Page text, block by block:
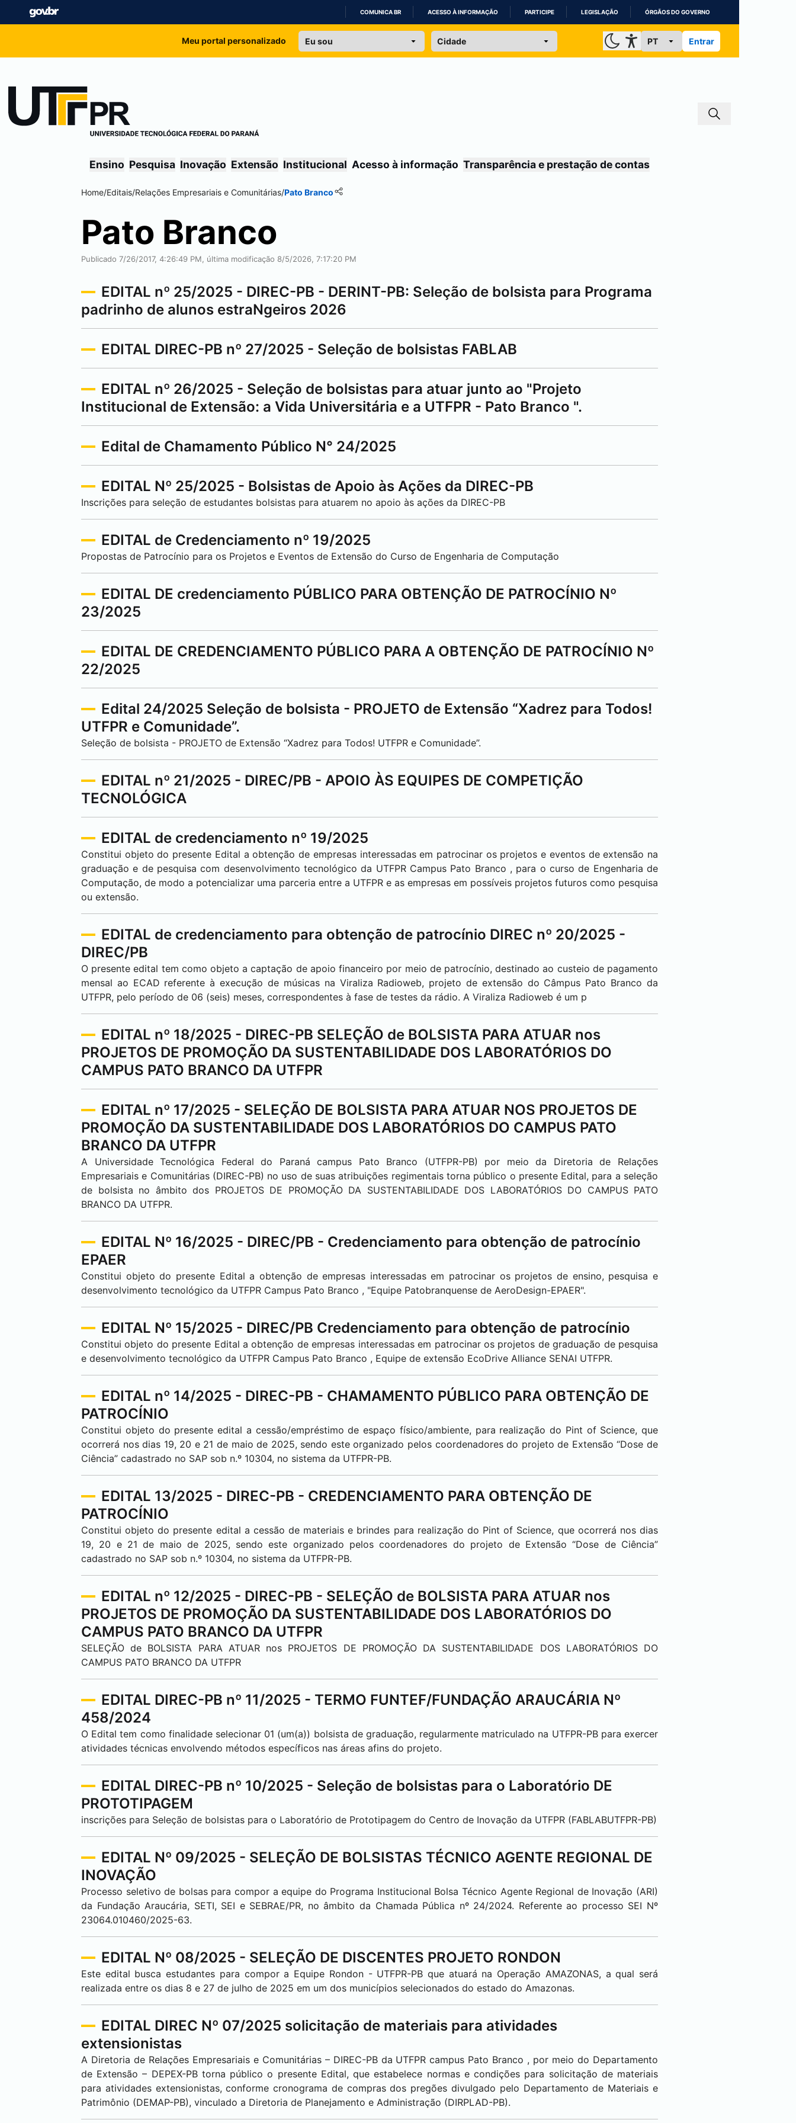
IR
COMUNICA BR ACESSO À INFORMAÇÃO PARTICIPE LEGISLAÇÃO ÓRGÃOS DO GOVERNO
Meu portal personalizado Entrar
Ensino Pesquisa Inovação Extensão Institucional Acesso à informação Transparência e prestação de contas
Home/Editais/Relações Empresariais e Comunitárias/Pato Branco
Pato Branco
Publicado 7/26/2017, 4:26:49 PM, última modificação 8/5/2026, 7:17:20 PM
EDITAL nº 25/2025 - DIREC-PB - DERINT-PB: Seleção de bolsista para Programa
padrinho de alunos estraNgeiros 2026
EDITAL DIREC-PB nº 27/2025 - Seleção de bolsistas FABLAB
EDITAL nº 26/2025 - Seleção de bolsistas para atuar junto ao "Projeto
Institucional de Extensão: a Vida Universitária e a UTFPR - Pato Branco ".
Edital de Chamamento Público N° 24/2025
EDITAL Nº 25/2025 - Bolsistas de Apoio às Ações da DIREC-PB
Inscrições para seleção de estudantes bolsistas para atuarem no apoio às ações da DIREC-PB
EDITAL de Credenciamento nº 19/2025
Propostas de Patrocínio para os Projetos e Eventos de Extensão do Curso de Engenharia de Computação
EDITAL DE credenciamento PÚBLICO PARA OBTENÇÃO DE PATROCÍNIO Nº
23/2025
EDITAL DE CREDENCIAMENTO PÚBLICO PARA A OBTENÇÃO DE PATROCÍNIO Nº
22/2025
Edital 24/2025 Seleção de bolsista - PROJETO de Extensão “Xadrez para Todos!
UTFPR e Comunidade”.
Seleção de bolsista - PROJETO de Extensão “Xadrez para Todos! UTFPR e Comunidade”.
EDITAL nº 21/2025 - DIREC/PB - APOIO ÀS EQUIPES DE COMPETIÇÃO
TECNOLÓGICA
EDITAL de credenciamento nº 19/2025
Constitui objeto do presente Edital a obtenção de empresas interessadas em patrocinar os projetos e eventos de extensão na
graduação e de pesquisa com desenvolvimento tecnológico da UTFPR Campus Pato Branco , para o curso de Engenharia de
Computação, de modo a potencializar uma parceria entre a UTFPR e as empresas em possíveis projetos futuros como pesquisa
ou extensão.
EDITAL de credenciamento para obtenção de patrocínio DIREC nº 20/2025 -
DIREC/PB
O presente edital tem como objeto a captação de apoio financeiro por meio de patrocínio, destinado ao custeio de pagamento
mensal ao ECAD referente à execução de músicas na Viraliza Radioweb, projeto de extensão do Câmpus Pato Branco da
UTFPR, pelo período de 06 (seis) meses, correspondentes à fase de testes da rádio. A Viraliza Radioweb é um p
EDITAL nº 18/2025 - DIREC-PB SELEÇÃO de BOLSISTA PARA ATUAR nos
PROJETOS DE PROMOÇÃO DA SUSTENTABILIDADE DOS LABORATÓRIOS DO
CAMPUS PATO BRANCO DA UTFPR
EDITAL nº 17/2025 - SELEÇÃO DE BOLSISTA PARA ATUAR NOS PROJETOS DE
PROMOÇÃO DA SUSTENTABILIDADE DOS LABORATÓRIOS DO CAMPUS PATO
BRANCO DA UTFPR
A Universidade Tecnológica Federal do Paraná campus Pato Branco
(UTFPR-PB) por meio da Diretoria de Relações
Empresariais e Comunitárias (DIREC-PB) no uso de suas atribuições regimentais torna público o presente Edital, para a seleção
de bolsista no âmbito dos PROJETOS DE PROMOÇÃO DA SUSTENTABILIDADE DOS LABORATÓRIOS DO CAMPUS PATO
BRANCO DA UTFPR.
EDITAL Nº 16/2025 - DIREC/PB - Credenciamento para obtenção de patrocínio
EPAER
Constitui objeto do presente Edital a obtenção de empresas interessadas em patrocinar os projetos de ensino, pesquisa e
desenvolvimento tecnológico da UTFPR Campus Pato Branco , "Equipe Patobranquense de AeroDesign-EPAER".
EDITAL Nº 15/2025 - DIREC/PB Credenciamento para obtenção de patrocínio
Constitui objeto do presente Edital a obtenção de empresas interessadas em patrocinar os projetos de graduação de pesquisa
e desenvolvimento tecnológico da UTFPR Campus Pato Branco , Equipe de extensão EcoDrive Alliance SENAI UTFPR.
EDITAL nº 14/2025 - DIREC-PB - CHAMAMENTO PÚBLICO PARA OBTENÇÃO DE
PATROCÍNIO
Constitui objeto do presente edital a cessão/empréstimo de espaço físico/ambiente, para realização do Pint of Science, que
ocorrerá nos dias 19, 20 e 21 de maio de 2025, sendo este organizado pelos coordenadores do projeto de Extensão “Dose de
Ciência” cadastrado no SAP sob n.º 10304, no sistema da UTFPR-PB.
EDITAL 13/2025 - DIREC-PB - CREDENCIAMENTO PARA OBTENÇÃO DE
PATROCÍNIO
Constitui objeto do presente edital a cessão de materiais e brindes para realização do Pint of Science, que ocorrerá nos dias
19, 20 e 21 de maio de 2025, sendo este organizado pelos coordenadores do projeto de Extensão “Dose de Ciência”
cadastrado no SAP sob n.º 10304, no sistema da UTFPR-PB.
EDITAL nº 12/2025 - DIREC-PB - SELEÇÃO de BOLSISTA PARA ATUAR nos
PROJETOS DE PROMOÇÃO DA SUSTENTABILIDADE DOS LABORATÓRIOS DO
CAMPUS PATO BRANCO DA UTFPR
SELEÇÃO de BOLSISTA PARA ATUAR nos PROJETOS DE PROMOÇÃO DA SUSTENTABILIDADE DOS LABORATÓRIOS DO
CAMPUS PATO BRANCO DA UTFPR
EDITAL DIREC-PB nº 11/2025 - TERMO FUNTEF/FUNDAÇÃO ARAUCÁRIA Nº
458/2024
O Edital tem como finalidade selecionar 01 (um(a)) bolsista de graduação, regularmente matriculado na UTFPR-PB para exercer
atividades técnicas envolvendo métodos específicos nas áreas afins do projeto.
EDITAL DIREC-PB nº 10/2025 - Seleção de bolsistas para o Laboratório DE
PROTOTIPAGEM
inscrições para Seleção de bolsistas para o Laboratório de Prototipagem do Centro de Inovação da UTFPR (FABLABUTFPR-PB)
EDITAL Nº 09/2025 - SELEÇÃO DE BOLSISTAS TÉCNICO AGENTE REGIONAL DE
INOVAÇÃO
Processo seletivo de bolsas para compor a equipe do Programa Institucional Bolsa Técnico Agente Regional de Inovação (ARI)
da Fundação Araucária, SETI, SEI e SEBRAE/PR, no âmbito da Chamada Pública nº 24/2024. Referente ao processo SEI Nº
23064.010460/2025-63.
EDITAL Nº 08/2025 - SELEÇÃO DE DISCENTES PROJETO RONDON
Este edital busca estudantes para compor a Equipe Rondon - UTFPR-PB que atuará na Operação AMAZONAS, a qual será
realizada entre os dias 8 e 27 de julho de 2025 em um dos municípios selecionados do estado do Amazonas.
EDITAL DIREC Nº 07/2025 solicitação de materiais para atividades
extensionistas
A Diretoria de Relações Empresariais e Comunitárias – DIREC-PB da UTFPR campus Pato Branco , por meio do Departamento
de Extensão – DEPEX-PB torna público o presente Edital, que estabelece normas e condições para solicitação de materiais
para atividades extensionistas, conforme cronograma de compras dos pregões divulgado pelo Departamento de Materiais e
Patrimônio (DEMAP-PB), vinculado a Diretoria de Planejamento e Administração (DIRPLAD-PB).